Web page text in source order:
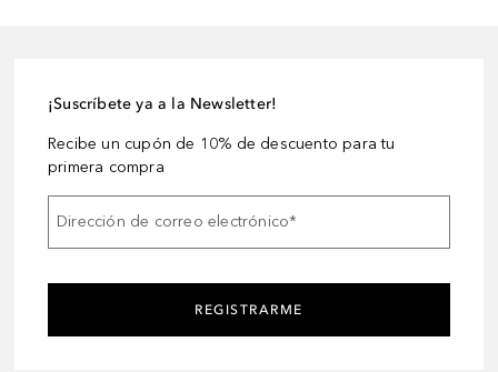
¡Suscríbete ya a la Newsletter!
Recibe un cupón de 10% de descuento para tu
primera compra
Dirección de correo electrónico*
REGISTRARME